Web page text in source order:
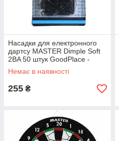
Насадки для електронного
дартсу MASTER Dimple Soft
2BA 50 штук GoodPlace -
worry-free-shopping-
Немає в наявності
255 ₴